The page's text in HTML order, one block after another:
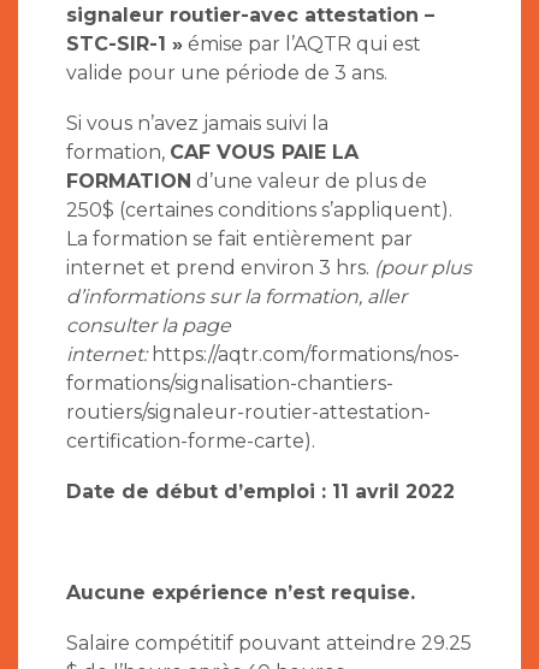
signaleur routier-avec attestation –
STC-SIR-1 » émise par l’AQTR qui est
valide pour une période de 3 ans.
Si vous n’avez jamais suivi la
formation, CAF VOUS PAIE LA
FORMATION d’une valeur de plus de
250$ (certaines conditions s’appliquent).
La formation se fait entièrement par
internet et prend environ 3 hrs. (pour plus
d’informations sur la formation, aller
consulter la page
internet: https://aqtr.com/formations/nos-
formations/signalisation-chantiers-
routiers/signaleur-routier-attestation-
certification-forme-carte).
Date de début d’emploi : 11 avril 2022
Aucune expérience n’est requise.
Salaire compétitif pouvant atteindre 29.25